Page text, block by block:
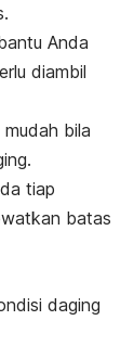
Anda
diambil
bila
tiap
batas
daging